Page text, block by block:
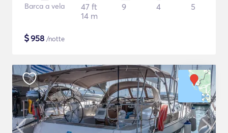
Barca a vela
47 ft
14 m
9 4 5
$958 /notte